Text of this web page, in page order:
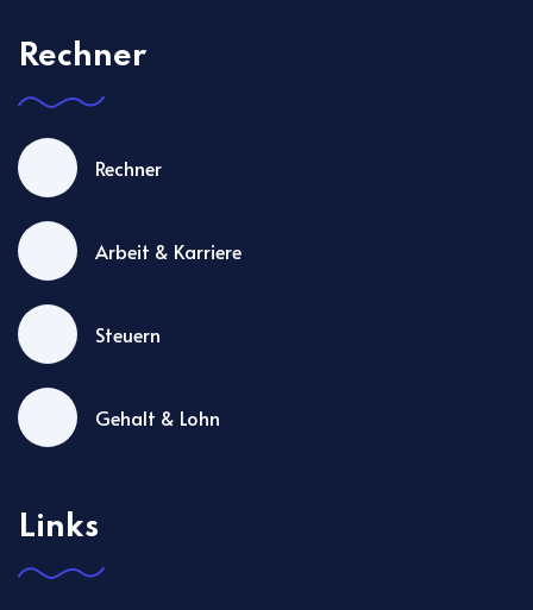
Rechner
Rechner
Arbeit & Karriere
Steuern
Gehalt & Lohn
Links